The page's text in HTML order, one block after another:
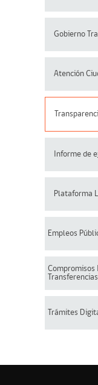
Gobierno
Atención
Informe de
Plataforma
Empleos
Trámites